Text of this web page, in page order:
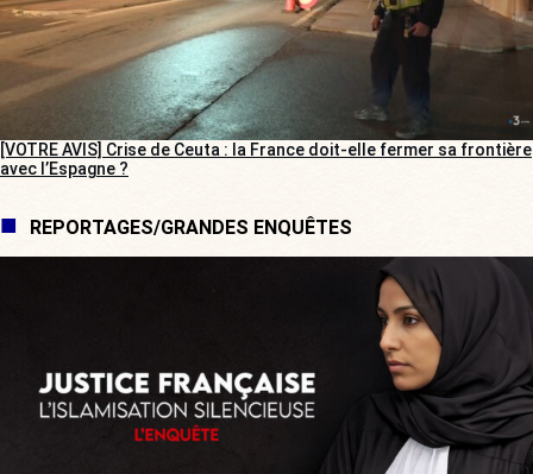
[VOTRE AVIS] Crise de Ceuta : la France doit-elle fermer sa frontière
avec l’Espagne ?
REPORTAGES/GRANDES ENQUÊTES